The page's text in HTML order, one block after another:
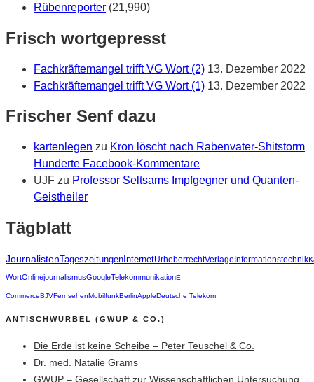
Rübenreporter (21,990)
Frisch wortgepresst
Fachkräftemangel trifft VG Wort (2) 13. Dezember 2022
Fachkräftemangel trifft VG Wort (1) 13. Dezember 2022
Frischer Senf dazu
kartenlegen zu Kron löscht nach Rabenvater-Shitstorm
Hunderte Facebook-Kommentare
UJF zu Professor Seltsams Impfgegner und Quanten-
Geistheiler
Tägblatt
JournalistenTageszeitungen InternetUrheberrechtVerlage Informationstechnik
WortOnlinejournalismusGoogleTelekommunikationE-
CommerceBJVFernsehenMobilfunkBerlinAppleDeutsche Telekom
ANTISCHWURBEL (GWUP & CO.)
Die Erde ist keine Scheibe – Peter Teuschel & Co.
Dr. med. Natalie Grams
GWUP – Gesellschaft zur Wissenschaftlichen Untersuchung